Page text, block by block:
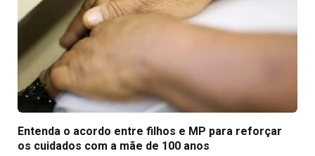
Entenda o acordo entre filhos e MP para reforçar
os cuidados com a mãe de 100 anos